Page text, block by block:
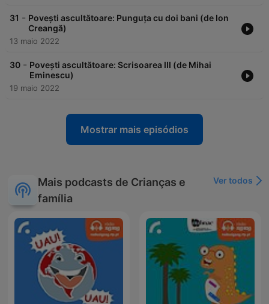
31 - Povești ascultătoare: Punguța cu doi bani (de Ion
Creangă)
13 maio 2022
30 - Povești ascultătoare: Scrisoarea III (de Mihai
Eminescu)
19 maio 2022
Mostrar mais episódios
Mais podcasts de Crianças e
família
Ver todos